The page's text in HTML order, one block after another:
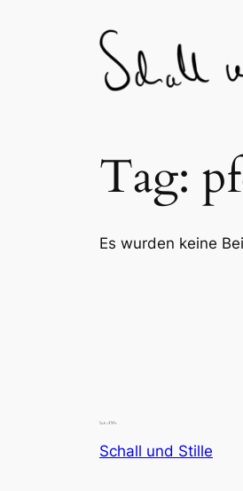
Tag:
Es wurden keine
Schall und Stille